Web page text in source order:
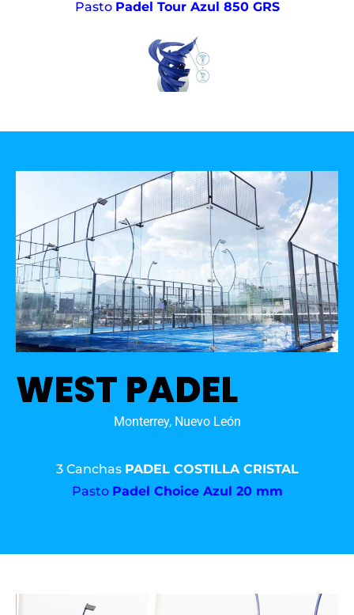
Pasto Padel Tour Azul 850 GRS
WEST PADEL
Monterrey, Nuevo León
3 Canchas PADEL COSTILLA CRISTAL
Pasto Padel Choice Azul 20 mm